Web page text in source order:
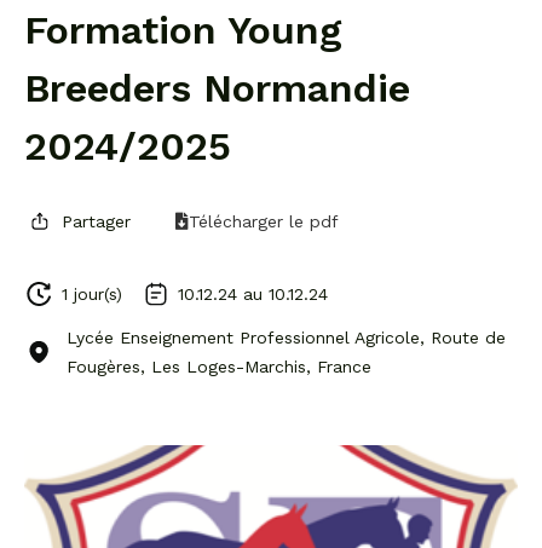
Formation Young
Breeders Normandie
2024/2025
Partager Télécharger le pdf
1 jour(s) 10.12.24 au 10.12.24
Lycée Enseignement Professionnel Agricole, Route de
Fougères, Les Loges-Marchis, France